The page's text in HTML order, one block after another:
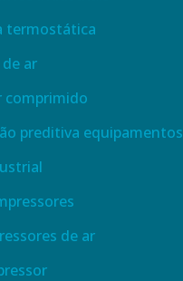
termostática
ar
comprimido
preditiva equipamentos
de ar